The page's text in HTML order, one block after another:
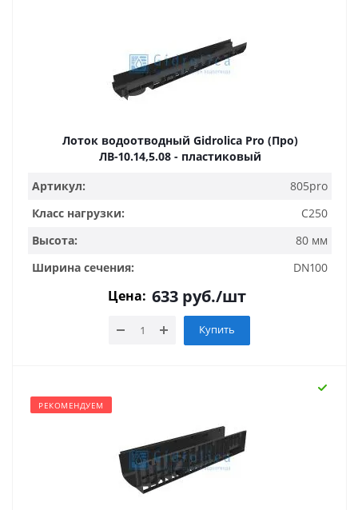
Лоток водоотводный Gidrolica Pro (Про)
ЛВ-10.14,5.08 - пластиковый
Артикул:
805pro
Класс нагрузки:
C250
Высота:
80 мм
Ширина сечения:
DN100
Цена: 633 руб./шт
Купить
РЕКОМЕНДУЕМ